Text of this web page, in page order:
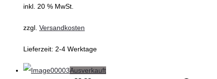
inkl. 20 % MwSt.
zzgl. Versandkosten
Lieferzeit: 2-4 Werktage
Ausverkauft